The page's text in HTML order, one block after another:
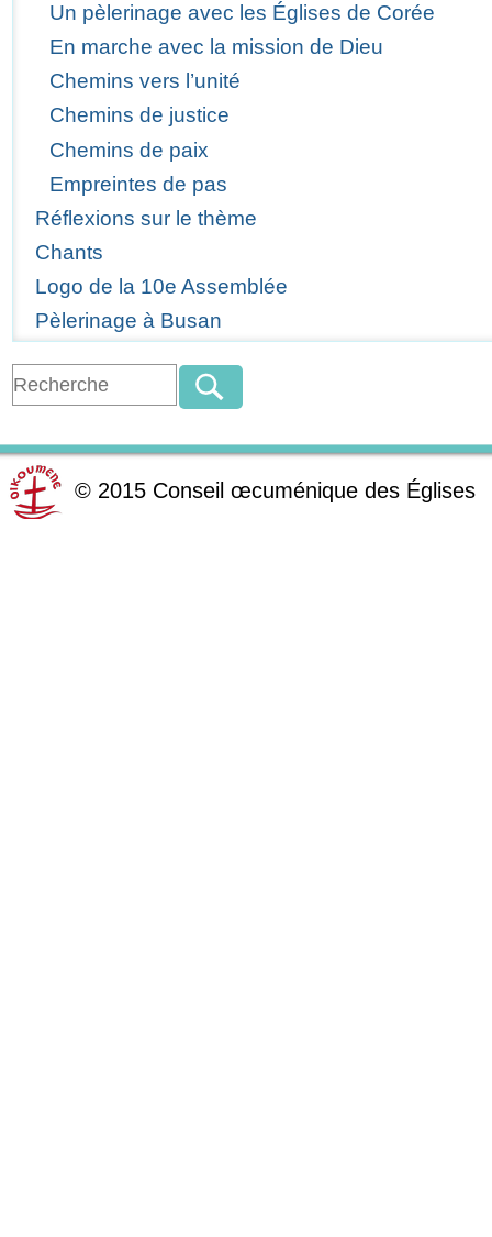
Un pèlerinage avec les Églises de Corée
En marche avec la mission de Dieu
Chemins vers l’unité
Chemins de justice
Chemins de paix
Empreintes de pas
Réflexions sur le thème
Chants
Logo de la 10e Assemblée
Pèlerinage à Busan
© 2015 Conseil œcuménique des Églises